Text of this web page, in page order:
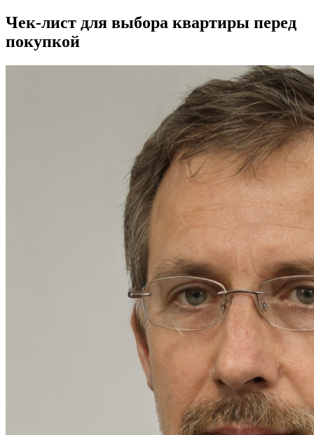
Чек-лист для выбора квартиры перед
покупкой